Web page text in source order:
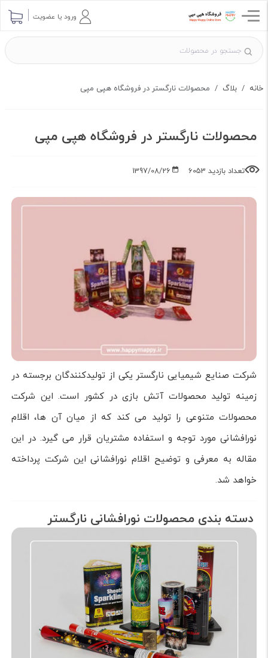
ورود یا عضویت
خانه بلاگ محصولات نارگستر در فروشگاه هپی مپی
محصولات نارگستر در فروشگاه هپی مپی
تعداد بازدید 6053 1397/08/26
شرکت صنایع شیمیایی نارگستر یکی از تولیدکنندگان برجسته در
زمینه تولید محصولات آتش بازی در کشور است. این شرکت
محصولات متنوعی را تولید می کند که از میان آن ها، اقلام
نورافشانی مورد توجه و استفاده مشتریان قرار می گیرد. در این
مقاله به معرفی و توضیح اقلام نورافشانی این شرکت پرداخته
خواهد شد.
دسته بندی محصولات نورافشانی نارگستر
ارسال پرسش